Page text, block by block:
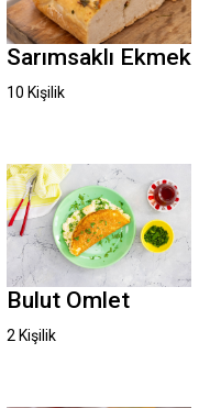
Sarımsaklı Ekmek
10 Kişilik
Bulut Omlet
2 Kişilik